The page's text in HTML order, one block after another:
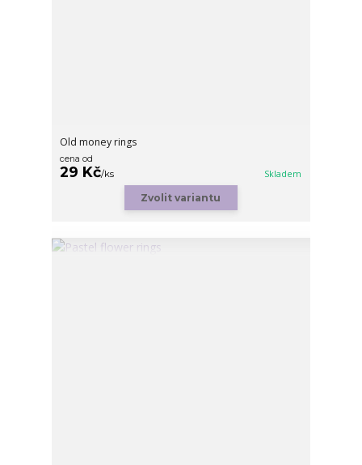
Old money rings
cena od
29 Kč/ks Skladem
Zvolit variantu